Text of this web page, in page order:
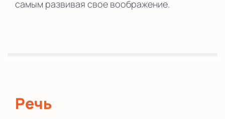
самым развивая свое воображение.
Речь